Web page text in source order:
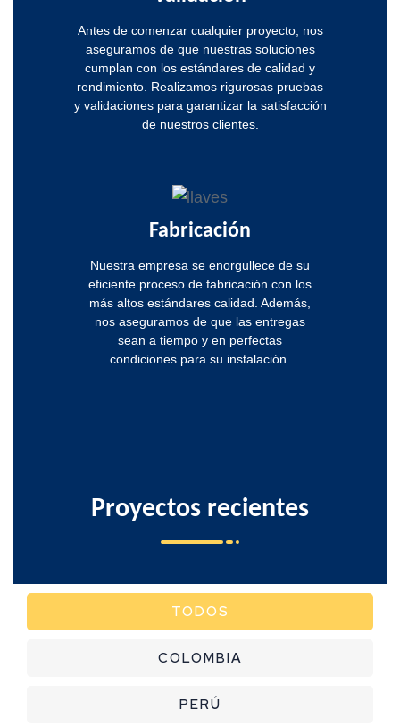
Antes de comenzar cualquier proyecto, nos
aseguramos de que nuestras soluciones
cumplan con los estándares de calidad y
rendimiento. Realizamos rigurosas pruebas
y validaciones para garantizar la satisfacción
de nuestros clientes.
Fabricación
Nuestra empresa se enorgullece de su
eficiente proceso de fabricación con los
más altos estándares calidad. Además,
nos aseguramos de que las entregas
sean a tiempo y en perfectas
condiciones para su instalación.
Proyectos recientes
TODOS
COLOMBIA
PERÚ